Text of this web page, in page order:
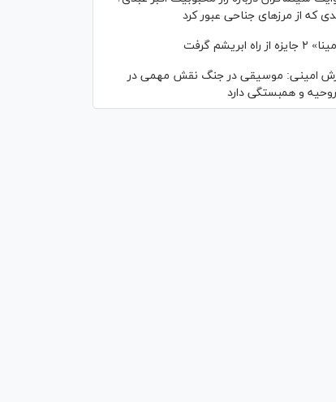
که از مرزهای جناحی عبور کرد
از راه ابریشم گرفت
امینی: موسیقی در جنگ نقش مهمی در
و همبستگی دارد